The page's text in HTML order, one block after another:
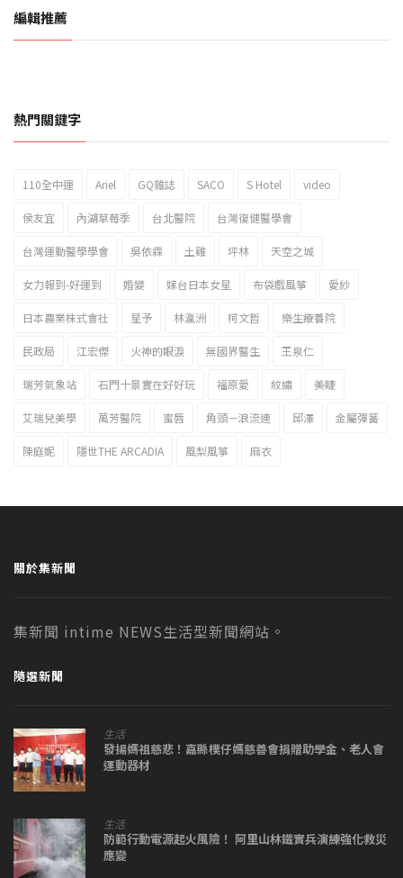
編輯推薦
2023新北市北海岸國際風箏節「風在石起」霸氣回歸
熱門關鍵字
110全中運 Ariel GQ雜誌 SACO S Hotel video
侯友宜 內湖草莓季 台北醫院 台灣復健醫學會
台灣運動醫學學會 吳依霖 土雞 坪林 天空之城
女力報到-好運到 婚變 嫁台日本女星 布袋戲風箏 愛紗
日本農業株式會社 星予 林瀛洲 柯文哲 樂生療養院
民政局 江宏傑 火神的眼淚 無國界醫生 王泉仁
瑞芳氣象站 石門十景實在好好玩 福原愛 紋繡 美睫
艾瑞兒美學 萬芳醫院 蜜唇 角頭－浪流連 邱澤 金屬彈簧
陳庭妮 隱世THE ARCADIA 風梨風箏 麻衣
關於集新聞
集新聞 intime NEWS生活型新聞網站。
隨選新聞
生活
發揚媽祖慈悲！嘉縣樸仔媽慈善會捐贈助學金、老人會
運動器材
生活
防範行動電源起火風險！ 阿里山林鐵實兵演練強化救災
應變